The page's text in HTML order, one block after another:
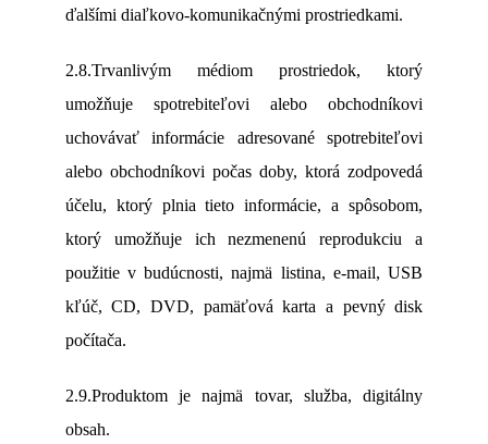
ďalšími diaľkovo-komunikačnými prostriedkami.
2.8.Trvanlivým médiom prostriedok, ktorý
umožňuje spotrebiteľovi alebo obchodníkovi
uchovávať informácie adresované spotrebiteľovi
alebo obchodníkovi počas doby, ktorá zodpovedá
účelu, ktorý plnia tieto informácie, a spôsobom,
ktorý umožňuje ich nezmenenú reprodukciu a
použitie v budúcnosti, najmä listina, e-mail, USB
kľúč, CD, DVD, pamäťová karta a pevný disk
počítača.
2.9.Produktom je najmä tovar, služba,
digitálny
obsah.